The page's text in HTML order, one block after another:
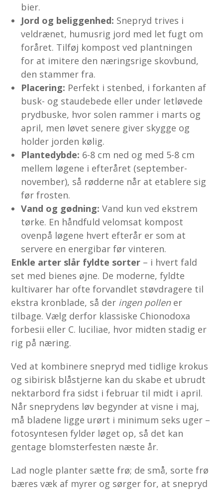
bier.
Jord og beliggenhed: Snepryd trives i
veldrænet, humusrig jord med let fugt om
foråret. Tilføj kompost ved plantningen
for at imitere den næringsrige skovbund,
den stammer fra.
Placering: Perfekt i stenbed, i forkanten af
busk- og staudebede eller under letløvede
prydbuske, hvor solen rammer i marts og
april, men løvet senere giver skygge og
holder jorden kølig.
Plantedybde: 6-8 cm ned og med 5-8 cm
mellem løgene i efteråret (september-
november), så rødderne når at etablere sig
før frosten.
Vand og gødning: Vand kun ved ekstrem
tørke. En håndfuld velomsat kompost
ovenpå løgene hvert efterår er som at
servere en energibar før vinteren.
Enkle arter slår fyldte sorter – i hvert fald
set med bienes øjne. De moderne, fyldte
kultivarer har ofte forvandlet støvdragere til
ekstra kronblade, så der ingen pollener
tilbage. Vælg derfor klassiske Chionodoxa
forbesii eller C. luciliae, hvor midten stadig er
rig på næring.
Ved at kombinere snepryd med tidlige krokus
og sibirisk blåstjerne kan du skabe et ubrudt
nektarbord fra sidst i februar til midt i april.
Når sneprydens løv begynder at visne i maj,
må bladene ligge urørt i minimum seks uger –
fotosyntesen fylder løget op, så det kan
gentage blomsterfesten næste år.
Lad nogle planter sætte frø; de små, sorte frø
bæres væk af myrer og sørger for, at snepryd